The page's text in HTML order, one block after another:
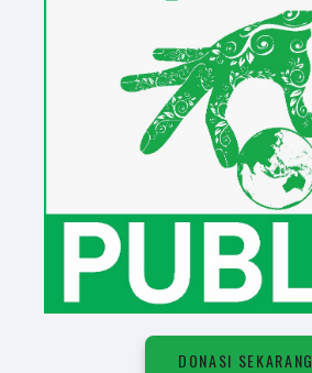
DONASI SEKARANG